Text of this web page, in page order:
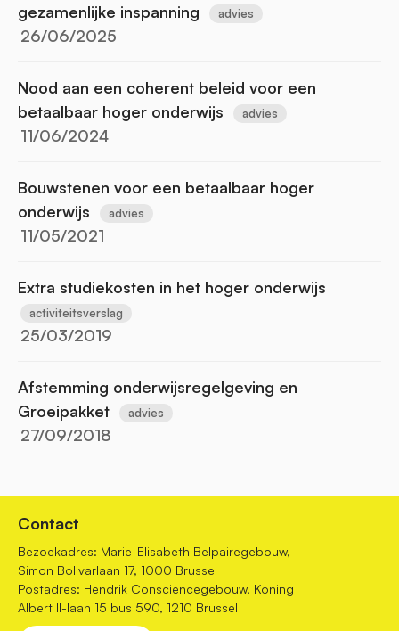
gezamenlijke inspanning
advies
26/06/2025
Nood aan een coherent beleid voor een
betaalbaar hoger onderwijs
advies
11/06/2024
Bouwstenen voor een betaalbaar hoger
onderwijs
advies
11/05/2021
Extra studiekosten in het hoger onderwijs
activiteitsverslag
25/03/2019
Afstemming onderwijsregelgeving en
Groeipakket
advies
27/09/2018
Contact
Bezoekadres: Marie-Elisabeth Belpairegebouw,
Simon Bolivarlaan 17, 1000 Brussel
Postadres: Hendrik Consciencegebouw, Koning
Albert II-laan 15 bus 590, 1210 Brussel